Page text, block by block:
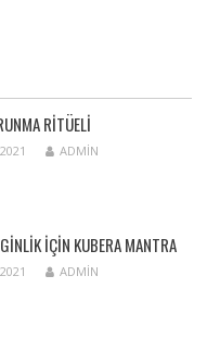
RITÜELI
ADMIN
IÇIN KUBERA MANTRA
ADMIN